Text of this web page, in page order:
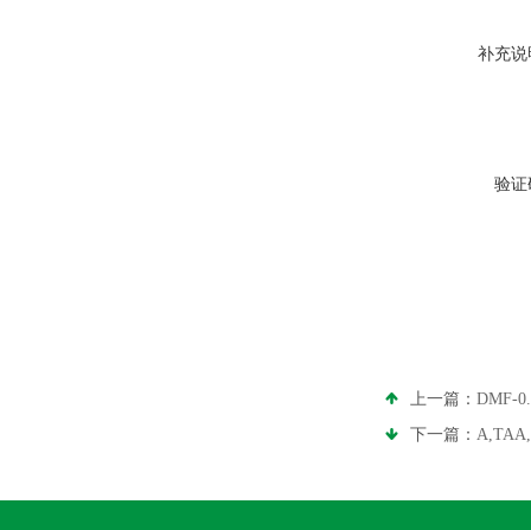
补充说
验证
上一篇： DMF-
下一篇：